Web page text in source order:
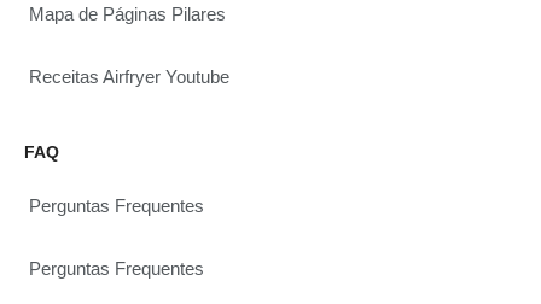
Mapa de Páginas Pilares
Receitas Airfryer Youtube
FAQ
Perguntas Frequentes
Perguntas Frequentes